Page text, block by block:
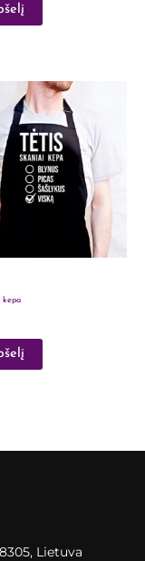
kepa
Lietuva